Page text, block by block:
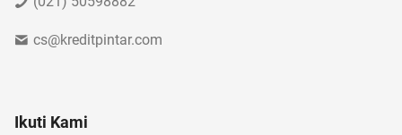
cs@kreditpintar.com
Ikuti Kami